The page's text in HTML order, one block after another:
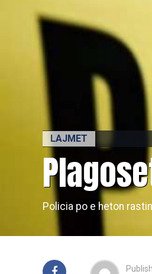
LAJMET
Policia po e heton